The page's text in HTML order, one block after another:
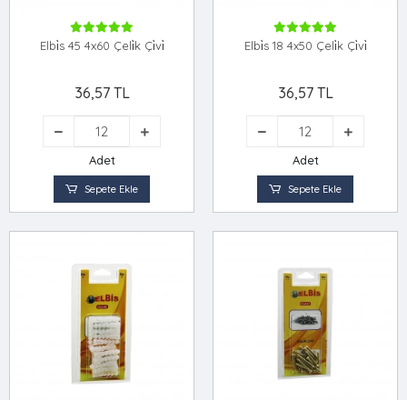
Elbi̇s 45 4x60 Çeli̇k Çi̇vi̇
36,57 TL
Adet
Sepete Ekle
Elbi̇s 18 4x50 Çeli̇k Çi̇vi̇
36,57 TL
Adet
Sepete Ekle